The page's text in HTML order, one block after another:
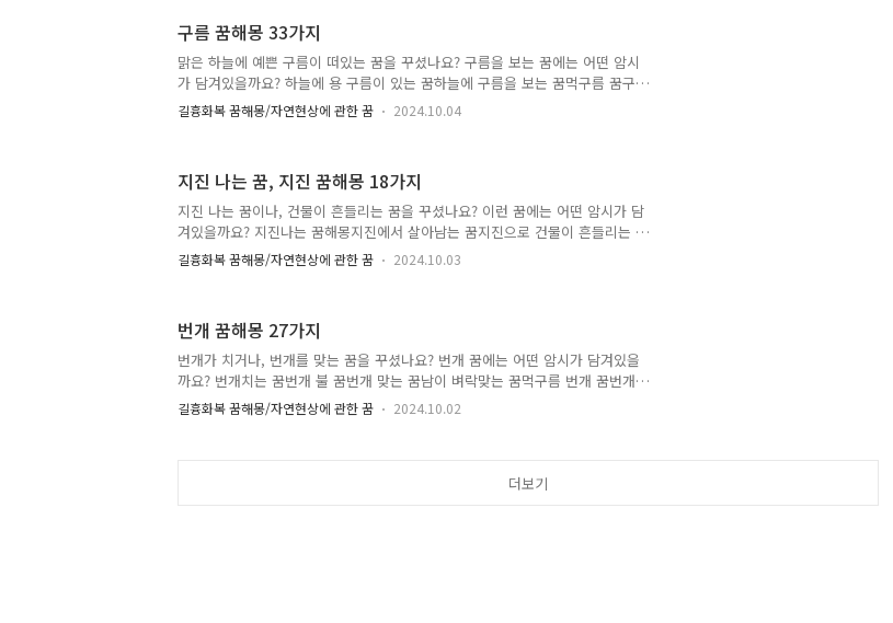
불행한 소식을 듣게 되거나, 달갑지 않은 일로 고생하게 될 것을 암시합니다. 혹
은, 뜻밖의 사고나 사건으로 어수선해지거나, 고통받게 될 꿈입니다. 2. 온 세상
이 하얀 눈으로 덮여있는 꿈 이 꿈은 좋은 운기를 만나 모든 일이 순조롭게 되
거..
구름 꿈해몽 33가지
맑은 하늘에 예쁜 구름이 떠있는 꿈을 꾸셨나요? 구름을 보는 꿈에는 어떤 암시
가 담겨있을까요? 하늘에 용 구름이 있는 꿈하늘에 구름을 보는 꿈먹구름 꿈구름
먹는 꿈구름 타는 꿈검은 구름 꿈비 구름 꿈해몽하얀 구름 꿈보라색 구름 꿈황금
색 구름 꿈검푸른 구름 꿈붉은 구름 꿈해몽파란 하늘 구름 꿈맑은 하늘 구름 꿈
조직이나 사회에서 자신의 실력을 인정받게 될 일을 암시합니다. 2. 하늘에 구름
을 보는 꿈 근심거리가 사라지게 되거나, 모든 일이 순조롭게 될 길몽입니다. 혹
은, 추진하는 일이나 사업 등의 성과에 만족하게 되거나, 심신이 평안하게 될
꿈..
길흉화복 꿈해몽/자연현상에 관한 꿈 2024.10.04
지진 나는 꿈, 지진 꿈해몽 18가지
지진 나는 꿈이나, 건물이 흔들리는 꿈을 꾸셨나요? 이런 꿈에는 어떤 암시가 담
겨있을까요? 지진나는 꿈해몽지진에서 살아남는 꿈지진으로 건물이 흔들리는 꿈
집에서 지진 나는 꿈학교에 지진나는 꿈아파트 지진 꿈해몽지진 나서 대피하는
꿈지진 진동 꿈지진 용암 꿈지진 쓰나미 꿈땅이 흔들리는 꿈전쟁 나는 꿈화산 폭
상태를 바꾸게 될 일을 암시합니다. *직장을 옮기게 되거나, 주거지가 바뀌게 될
일을 암시합니다. *사업하는 사람이 이런 꿈을 꾸었다면, 사업장을 이동하게 되
거나, 업종을 변경해야 할 일을 암시합니다. 2. 지진 나는 꿈, 흉조 이 꿈은 상황
이 불리..
길흉화복 꿈해몽/자연현상에 관한 꿈 2024.10.03
번개 꿈해몽 27가지
번개가 치거나, 번개를 맞는 꿈을 꾸셨나요? 번개 꿈에는 어떤 암시가 담겨있을
까요? 번개치는 꿈번개 불 꿈번개 맞는 꿈남이 벼락맞는 꿈먹구름 번개 꿈번개
태몽천둥 번개 꿈해몽 번개 꿈해몽 27가지 1. 번개치는 꿈해몽 * 바라던 소망을
이루게 되거나, 신변에 좋은 일이 생기게 될 것을 암시합니다. * 세상 사람들에
몽입니다. 2. 하늘에서 번개가 치는 꿈 이 꿈은 세상사람들에게 실력을 인정받게
길흉화복 꿈해몽/자연현상에 관한 꿈 2024.10.02
더보기